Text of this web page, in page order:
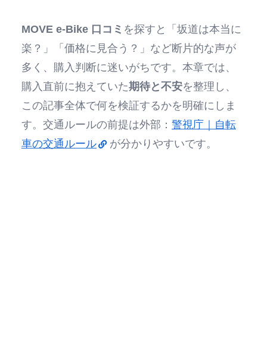
MOVE e-Bike 口コミ を探すと「坂道は本当に
楽？」「価格に見合う？」など断片的な声が
多く、購入判断に迷いがちです。本章では、
購入直前に抱えていた期待と不安を整理し、
この記事全体で何を検証するかを明確にしま
す。交通ルールの前提は外部： 警視庁｜自転
車の交通ルール
が分かりやすいです。